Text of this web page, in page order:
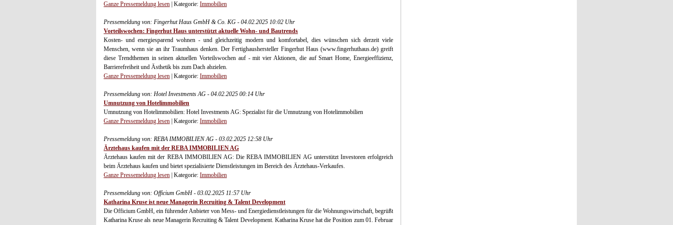
Ganze Pressemeldung lesen | Kategorie: Immobilien
Pressemeldung von: Fingerhut Haus GmbH & Co. KG - 04.02.2025 10:02 Uhr
Vorteilswochen: Fingerhut Haus unterstützt aktuelle Wohn- und Bautrends
Kosten- und energiesparend wohnen - und gleichzeitig modern und komfortabel, dies wünschen sich derzeit viele
Menschen, wenn sie an ihr Traumhaus denken. Der Fertighaushersteller Fingerhut Haus (www.fingerhuthaus.de) greift
diese Trendthemen in seinen aktuellen Vorteilswochen auf - mit vier Aktionen, die auf Smart Home, Energieeffizienz,
Barrierefreiheit und Ästhetik bis zum Dach abzielen.
Ganze Pressemeldung lesen | Kategorie: Immobilien
Pressemeldung von: Hotel Investments AG - 04.02.2025 00:14 Uhr
Umnutzung von Hotelimmobilien
Umnutzung von Hotelimmobilien: Hotel Investments AG: Spezialist für die Umnutzung von Hotelimmobilien
Ganze Pressemeldung lesen | Kategorie: Immobilien
Pressemeldung von: REBA IMMOBILIEN AG - 03.02.2025 12:58 Uhr
Ärztehaus kaufen mit der REBA IMMOBILIEN AG
Ärztehaus kaufen mit der REBA IMMOBILIEN AG: Die REBA IMMOBILIEN AG unterstützt Investoren erfolgreich
beim Ärztehaus kaufen und bietet spezialisierte Dienstleistungen im Bereich des Ärztehaus-Verkaufes.
Ganze Pressemeldung lesen | Kategorie: Immobilien
Pressemeldung von: Officium GmbH - 03.02.2025 11:57 Uhr
Katharina Kruse ist neue Managerin Recruiting & Talent Development
Die Officium GmbH, ein führender Anbieter von Mess- und Energiedienstleistungen für die Wohnungswirtschaft, begrüßt
Katharina Kruse als neue Managerin Recruiting & Talent Development. Katharina Kruse hat die Position zum 01. Februar